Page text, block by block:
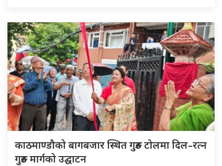
काठमाण्डौको बागबजार स्थित गुरुङ टोलमा दिल–रत्न
गुरुङ मार्गको उद्घाटन